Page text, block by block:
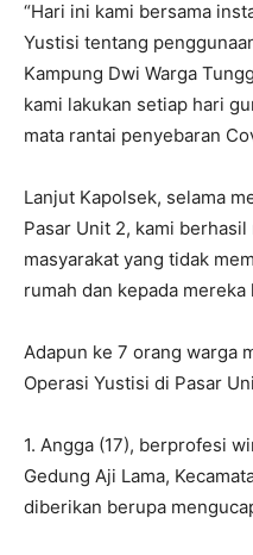
“Hari ini kami bersama
Yustisi tentang
Kampung Dwi Warga
kami lakukan setiap hari
mata rantai penyebaran
Lanjut Kapolsek, selama
Pasar Unit 2, kami
masyarakat yang tidak
rumah dan kepada
Adapun ke 7 orang warga
Operasi Yustisi di Pasar
1. Angga (17), berprofesi
Gedung Aji Lama,
diberikan berupa